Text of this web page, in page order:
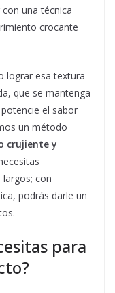
una técnica
crocante
lograr esa textura
que se mantenga
el sabor
un método
crujiente y
con
podrás darle un
para